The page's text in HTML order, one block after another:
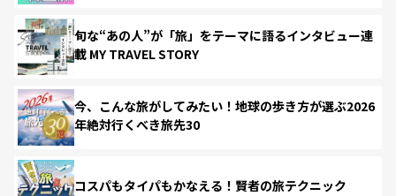
旬な“あの人”が「旅」をテーマに語るインタビュー連
載 MY TRAVEL STORY
今、こんな旅がしてみたい！地球の歩き方が選ぶ2026
年絶対行くべき旅先30
コスパもタイパもかなえる！賢者の旅テクニック